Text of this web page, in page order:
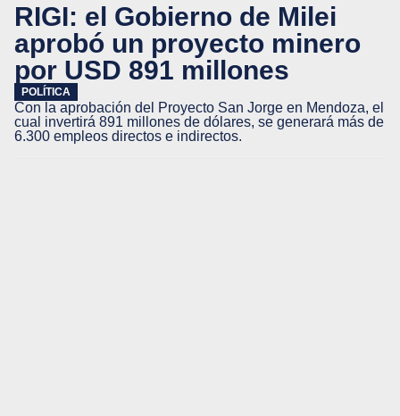
RIGI: el Gobierno de Milei
aprobó un proyecto minero
por USD 891 millones
POLÍTICA
Con la aprobación del Proyecto San Jorge en Mendoza, el
cual invertirá 891 millones de dólares, se generará más de
6.300 empleos directos e indirectos.